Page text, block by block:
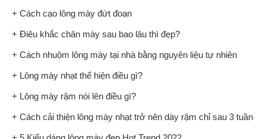
+ Cách cạo lông mày đứt đoạn
+ Điêu khắc chân mày sau bao lâu thì đẹp?
+ Cách nhuộm lông mày tại nhà bằng nguyên liệu tự nhiên
+ Lông mày nhạt thể hiện điều gì?
+ Lông mày rậm nói lên điều gì?
+ Cách cải thiện lông mày nhạt trở nên dày rậm chỉ sau 3 tuần